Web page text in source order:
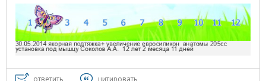
ответить цитировать